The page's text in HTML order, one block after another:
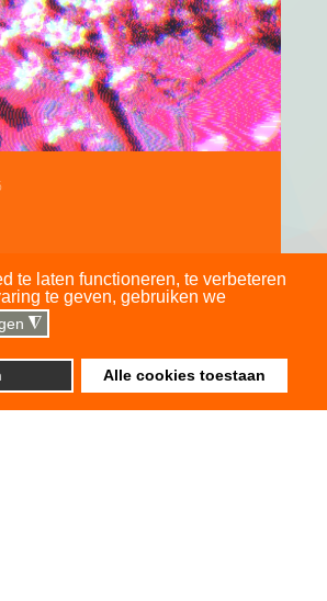
te laten functioneren, te verbeteren
te geven, gebruiken we
◮
Alle cookies toestaan